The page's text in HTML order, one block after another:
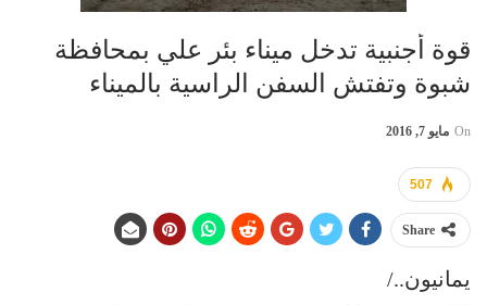
قوة أجنبية تدخل ميناء بئر علي بمحافظة
شبوة وتفتش السفن الراسية بالميناء
On مايو 7, 2016
507
Share
يمانيون../